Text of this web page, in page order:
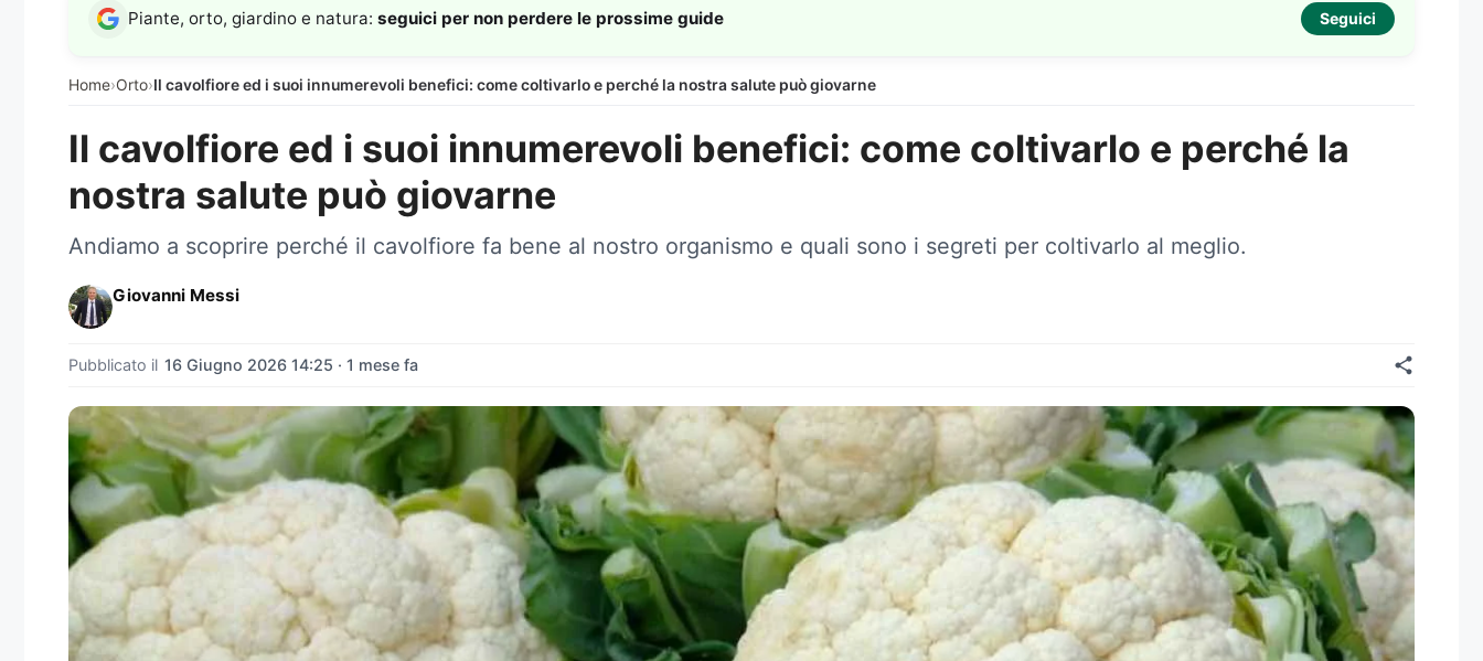
Home›Orto›Il cavolfiore ed i suoi innumerevoli benefici: come coltivarlo e perché la nostra salute può giovarne
Piante, orto, giardino e natura: seguici per non perdere le prossime guide Seguici
Il cavolfiore ed i suoi innumerevoli benefici: come coltivarlo e perché la
nostra salute può giovarne
Andiamo a scoprire perché il cavolfiore fa bene al nostro organismo e quali sono i segreti per coltivarlo al meglio.
Giovanni Messi
Pubblicato il 16 Giugno 2026 14:25 · 1 mese fa